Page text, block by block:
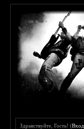
Здравствуйте, Гость! (Вход